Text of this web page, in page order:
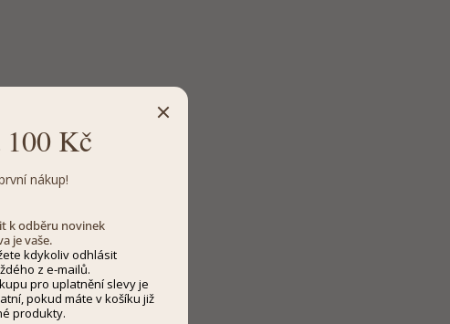
100 Kč
nákup!
k odběru novinek
je vaše.
kdykoliv odhlásit
z e-mailů.
pro uplatnění slevy je
pokud máte v košíku již
produkty.